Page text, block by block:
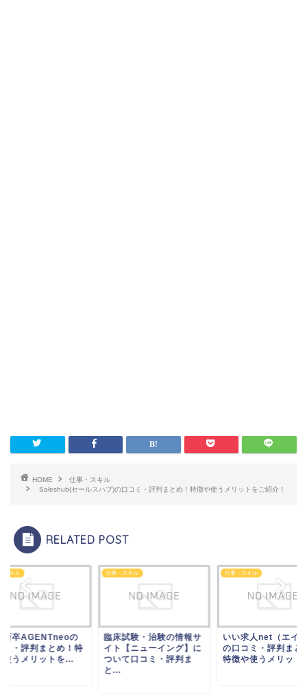
HOME
仕事・スキル
Saleshub(セールスハブ)の口コミ・評判まとめ！特徴や使うメリットをご紹介！
RELATED POST
スキル
新卒AGENTneoの
ミ・評判まとめ！特
使うメリットを...
仕事・スキル
臨床試験・治験の情報サ
イト【ニューイング】に
ついて口コミ・評判ま
と...
仕事・スキル
いい求人net（エイ
の口コミ・評判まと
特徴や使うメリット